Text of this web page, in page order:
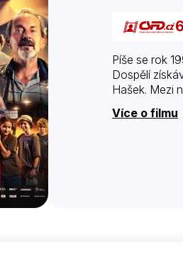
Píše se rok
Dospělí
Hašek. Mezi
Více o filmu